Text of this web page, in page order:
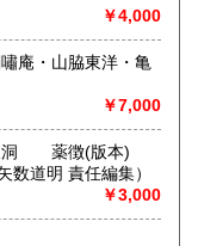
￥4,000
庵・山脇東洋・亀
￥7,000
洞 薬徴(版本)
（大塚敬節 矢数道明 責任編集）
￥3,000